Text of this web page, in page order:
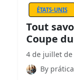
ÉTATS-UNIS
Tout
Coupe
4 de juillet de
By prática